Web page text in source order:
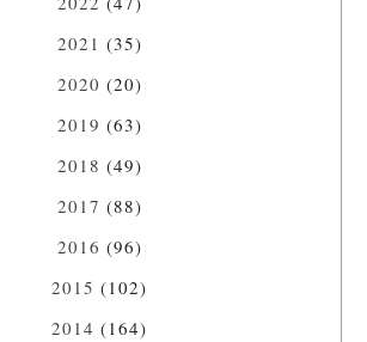
2021 (35)
2020 (20)
2019 (63)
2018 (49)
2017 (88)
2016 (96)
2015 (102)
2014 (164)